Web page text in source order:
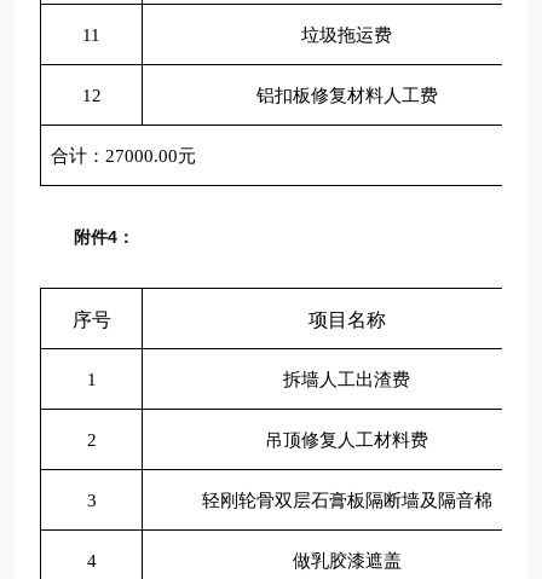
11 垃圾拖运费
12 铝扣板修复材料人工费
合计：27000.00元
附件4：
序号 项目名称
1 拆墙人工出渣费
2 吊顶修复人工材料费
3 轻刚轮骨双层石膏板隔断墙及隔音棉
4 做乳胶漆遮盖